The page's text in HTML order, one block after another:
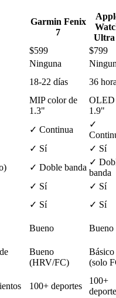
Garmin Fenix
7
Ultra
$599
$799
Ninguna
18-22 días 36
MIP color de
1.3"
OLED
1.9"
✓ Continua
✓
✓ Sí
✓ Sí
✓ Doble banda
✓
banda
✓ Sí
✓ Sí
✓ Sí
✓ Sí
Bueno
Bueno
Bueno
(HRV/FC)
Básico
(solo
100+ deportes
100+